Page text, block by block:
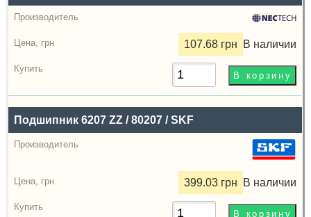
107.68 грн В наличии
Подшипник 6207 ZZ / 80207 / SKF
399.03 грн В наличии